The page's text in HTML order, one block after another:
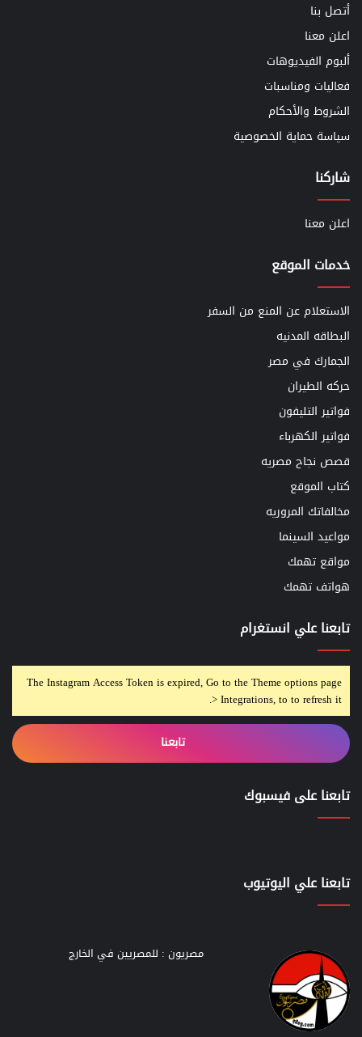
أتصل بنا
اعلن معنا
ألبوم الفيديوهات
فعاليات ومناسبات
الشروط والأحكام
سياسة حماية الخصوصية
شاركنا
اعلن معنا
خدمات الموقع
الاستعلام عن المنع من السفر
البطاقه المدنيه
الجمارك في مصر
حركه الطيران
فواتير التليفون
فواتير الكهرباء
قصص نجاح مصريه
كتاب الموقع
مخالفاتك المروريه
مواعيد السينما
مواقع تهمك
هواتف تهمك
تابعنا علي انستغرام
The Instagram Access Token is expired, Go to the Theme options page
> Integrations, to to refresh it.
تابعنا
تابعنا على فيسبوك
تابعنا علي اليوتيوب
مصريون : للمصريين في الخارج